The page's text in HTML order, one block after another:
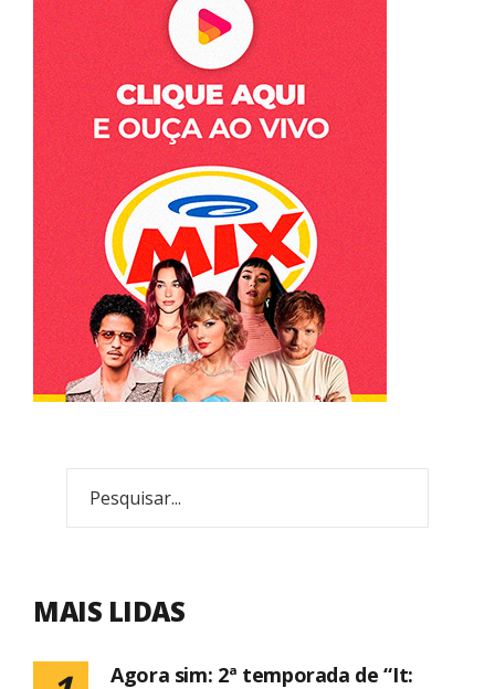
MAIS LIDAS
Agora sim: 2ª temporada de “It: